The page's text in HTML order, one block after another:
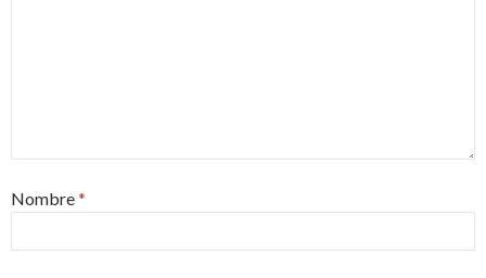
Nombre*